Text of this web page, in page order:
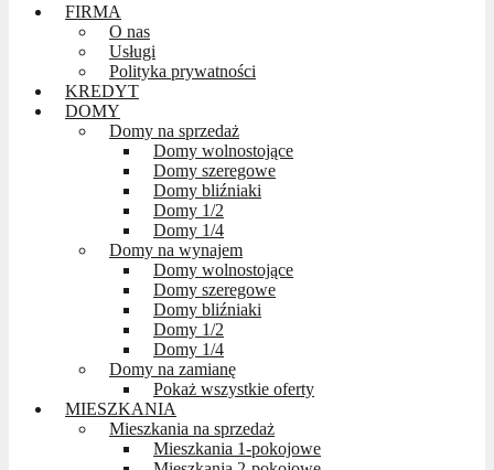
FIRMA
O nas
Usługi
Polityka prywatności
KREDYT
DOMY
Domy na sprzedaż
Domy wolnostojące
Domy szeregowe
Domy bliźniaki
Domy 1/2
Domy 1/4
Domy na wynajem
Domy wolnostojące
Domy szeregowe
Domy bliźniaki
Domy 1/2
Domy 1/4
Domy na zamianę
Pokaż wszystkie oferty
MIESZKANIA
Mieszkania na sprzedaż
Mieszkania 1-pokojowe